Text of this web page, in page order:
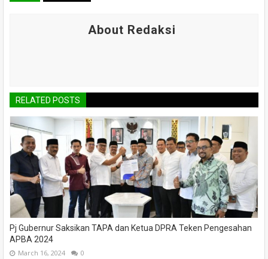
About Redaksi
RELATED POSTS
Pj Gubernur Saksikan TAPA dan Ketua DPRA Teken Pengesahan
APBA 2024
March 16, 2024 0